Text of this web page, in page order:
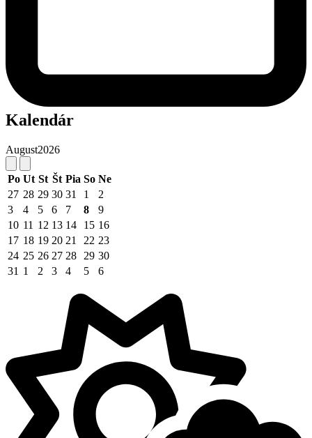
Kalendár
August2026
Po Ut St Št Pia So Ne
27 28 29 30 31 1
2
3
4 5 6 7 8
9
10 11 12 13 14 15 16
17 18 19 20 21 22 23
24 25 26 27 28 29 30
31 1 2 3 4 5 6